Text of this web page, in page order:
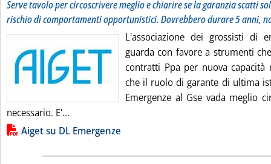
Serve tavolo per circoscrivere meglio e chiarire se la garanzia scatti
rischio di comportamenti opportunistici. Dovrebbero durare 5 anni,
L'associazione dei grossisti di
guarda con favore a strumenti
contratti Ppa per nuova
che il ruolo di garante di ultima
Emergenze al Gse vada meglio
necessario. E'...
Lista allegati PDF alla notizia
Aiget su DL Emergenze